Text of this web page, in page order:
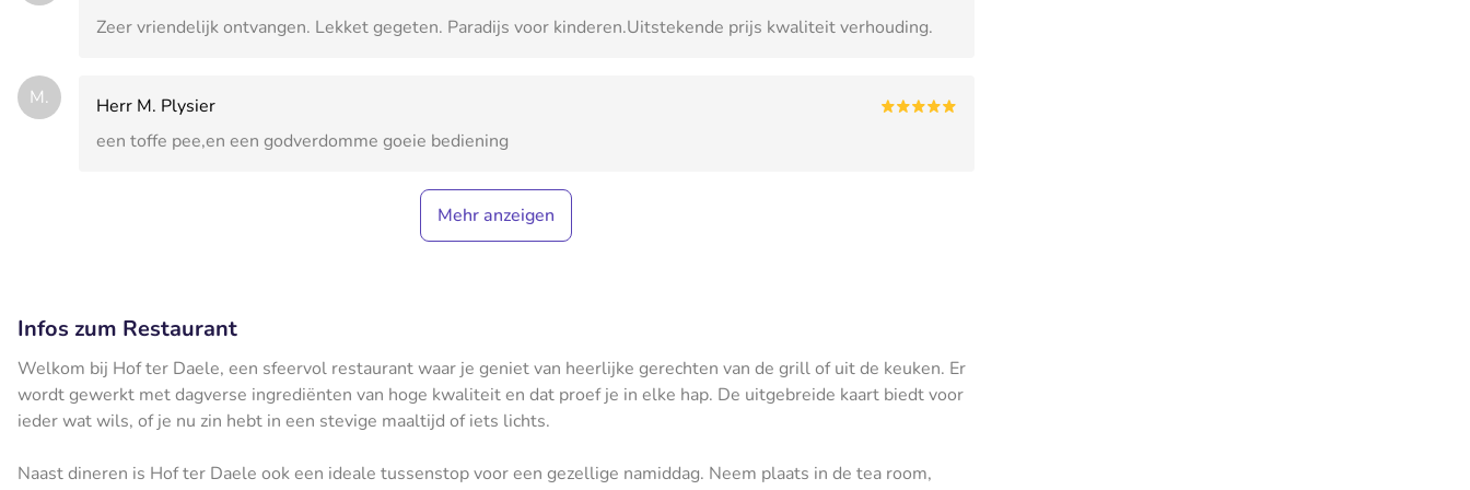
Zeer vriendelijk ontvangen. Lekket gegeten. Paradijs voor kinderen.Uitstekende prijs kwaliteit verhouding.
M.
Herr M. Plysier
een toffe pee,en een godverdomme goeie bediening
Mehr anzeigen
Infos zum Restaurant
Welkom bij Hof ter Daele, een sfeervol restaurant waar je geniet van heerlijke gerechten van de grill of uit de keuken. Er
wordt gewerkt met dagverse ingrediënten van hoge kwaliteit en dat proef je in elke hap. De uitgebreide kaart biedt voor
ieder wat wils, of je nu zin hebt in een stevige maaltijd of iets lichts.
Naast dineren is Hof ter Daele ook een ideale tussenstop voor een gezellige namiddag. Neem plaats in de tea room,